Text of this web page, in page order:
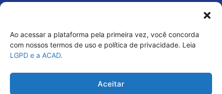
Ao acessar a plataforma pela primeira vez, você concorda
com nossos termos de uso e política de privacidade. Leia
LGPD e a ACAD.
Aceitar
ACAD BRASIL – ASSOCIAÇÃO BRASILEIRA DE